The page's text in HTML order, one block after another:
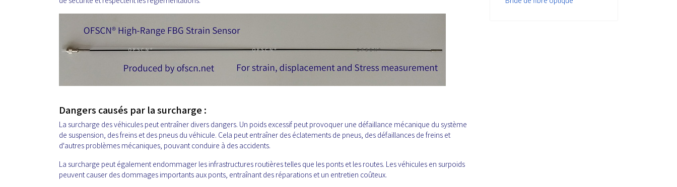
Dangers causés par la surcharge :
La surcharge des véhicules peut entraîner divers dangers. Un poids excessif peut provoquer une défaillance mécanique du système
de suspension, des freins et des pneus du véhicule. Cela peut entraîner des éclatements de pneus, des défaillances de freins et
d'autres problèmes mécaniques, pouvant conduire à des accidents.
La surcharge peut également endommager les infrastructures routières telles que les ponts et les routes. Les véhicules en surpoids
peuvent causer des dommages importants aux ponts, entraînant des réparations et un entretien coûteux.